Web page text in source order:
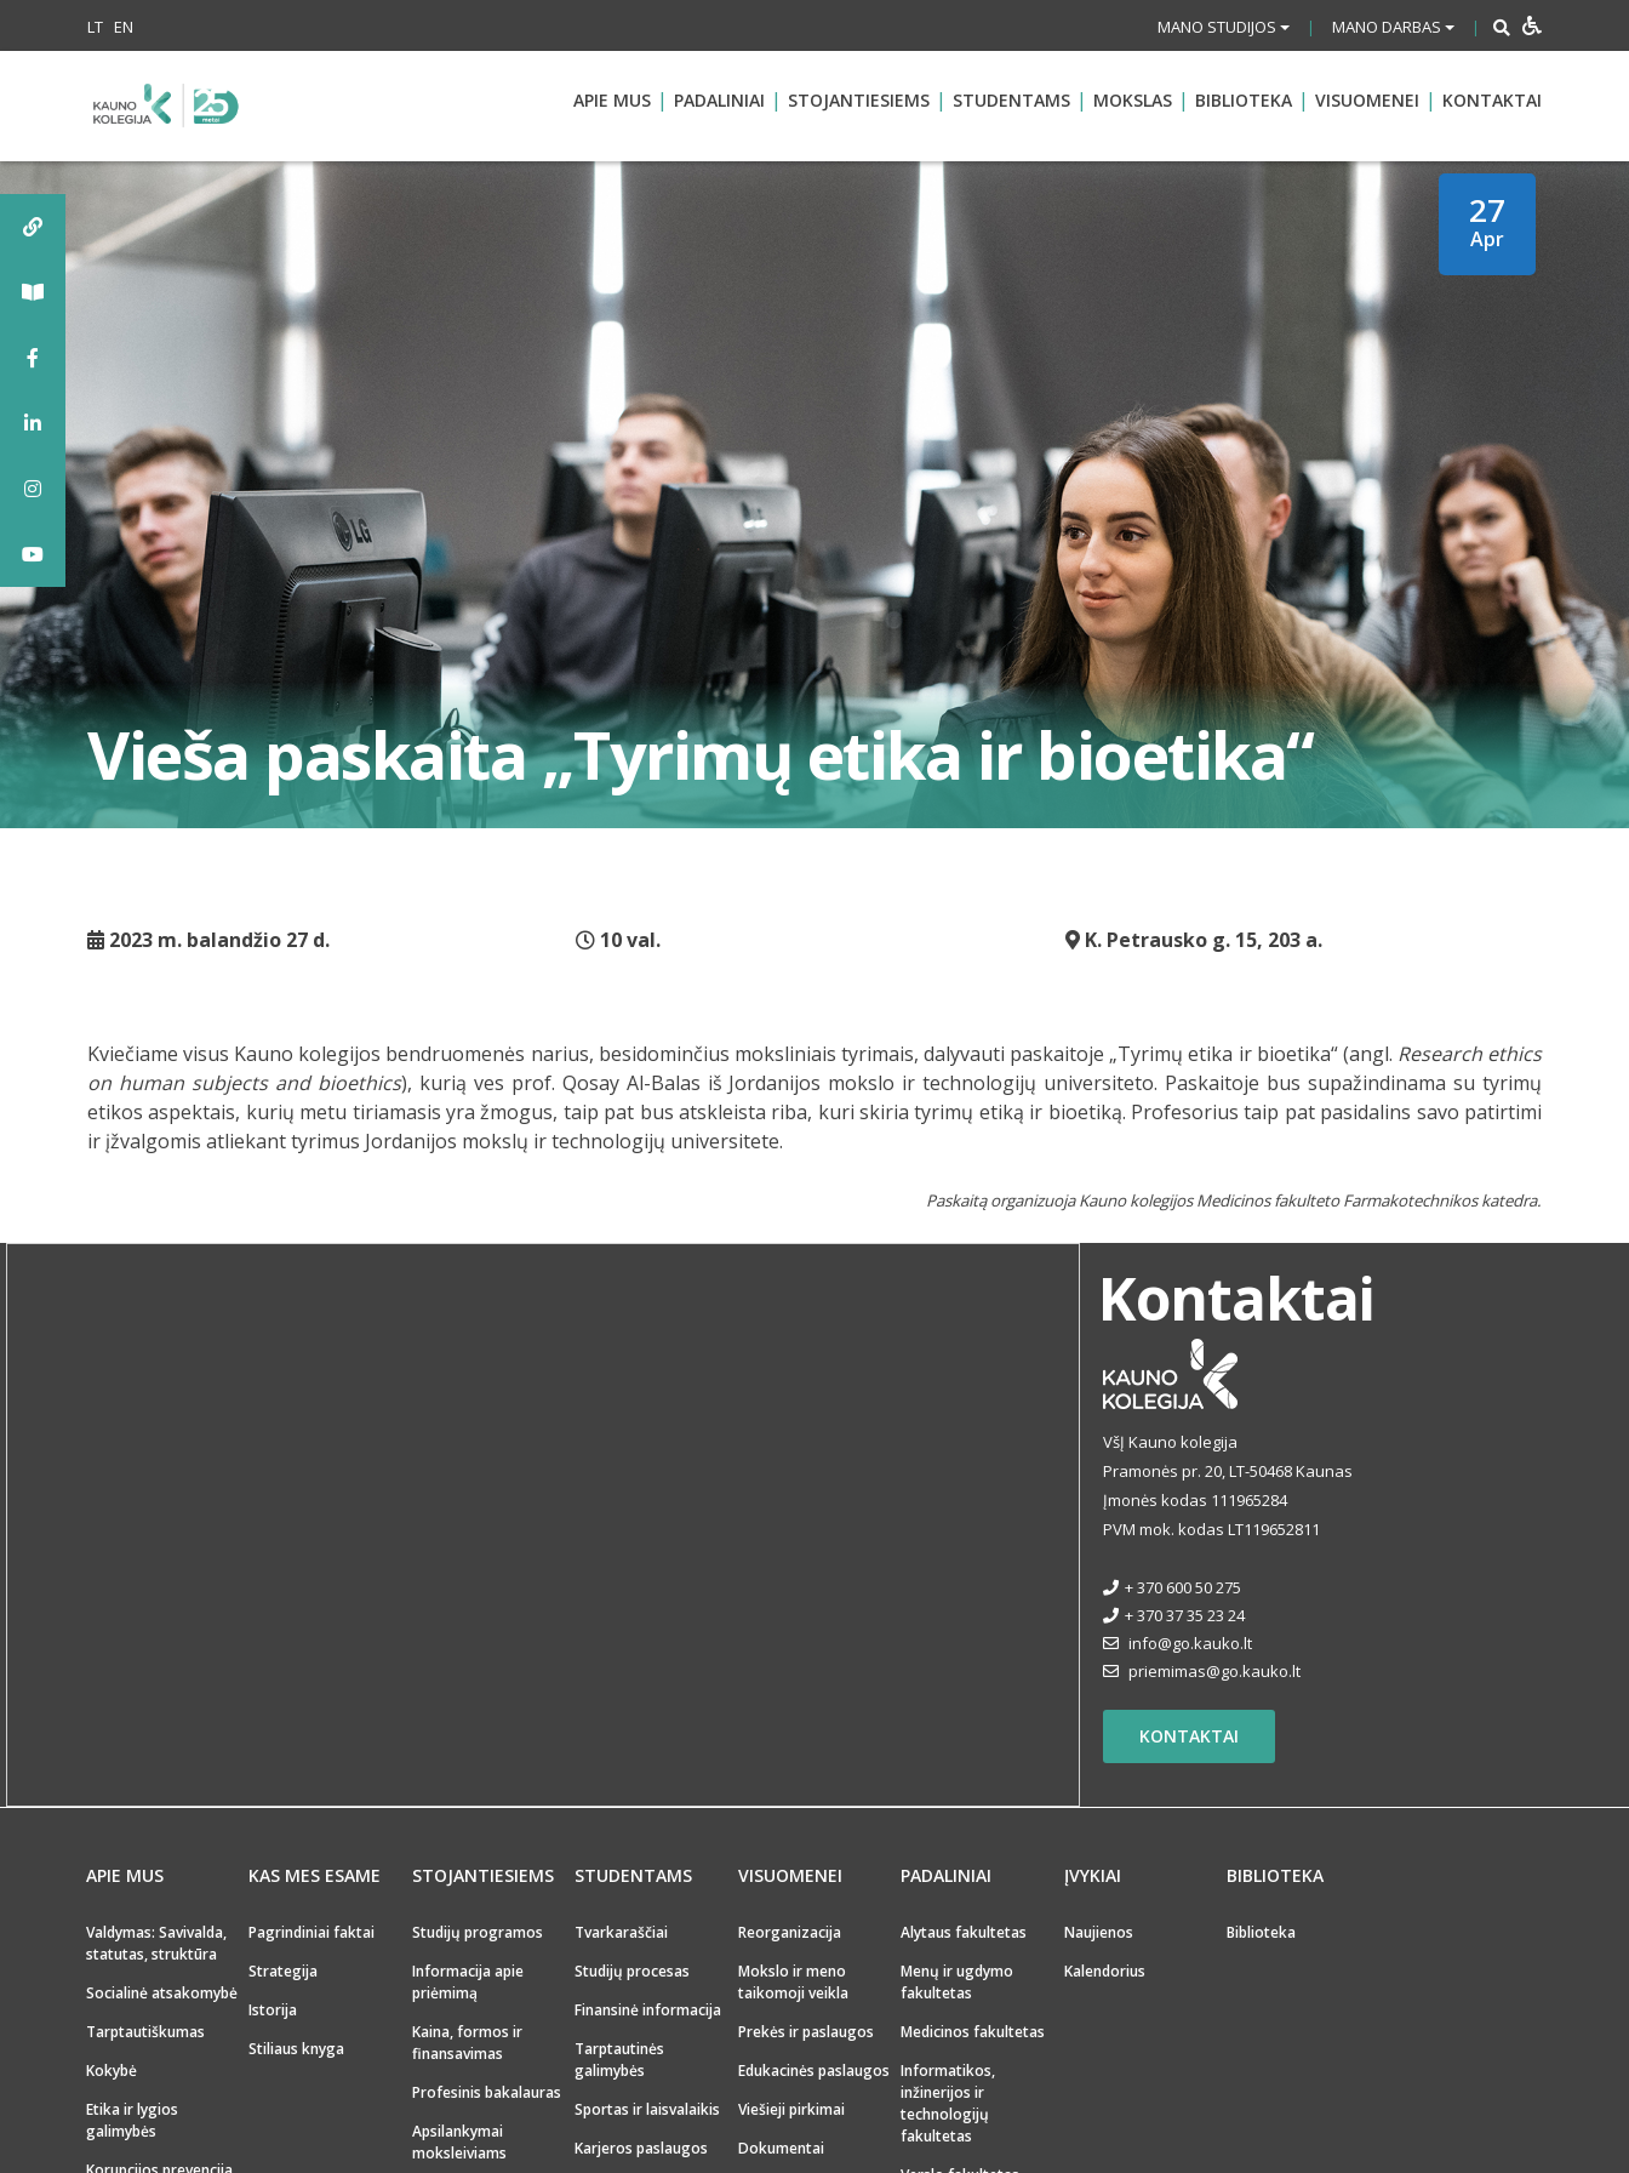
LT EN MANO STUDIJOS | MANO DARBAS |
APIE MUS PADALINIAI STOJANTIESIEMS STUDENTAMS MOKSLAS BIBLIOTEKA VISUOMENEI KONTAKTAI
27
Apr
Vieša paskaita „Tyrimų etika ir bioetika“
2023 m. balandžio 27 d. 10 val. K. Petrausko g. 15, 203 a.
Kviečiame visus Kauno kolegijos bendruomenės narius, besidominčius moksliniais tyrimais, dalyvauti paskaitoje „Tyrimų etika ir bioetika“ (angl. Research ethics
on human subjects and bioethics), kurią ves prof. Qosay Al-Balas iš Jordanijos mokslo ir technologijų universiteto. Paskaitoje bus supažindinama su tyrimų
etikos aspektais, kurių metu tiriamasis yra žmogus, taip pat bus atskleista riba, kuri skiria tyrimų etiką ir bioetiką. Profesorius taip pat pasidalins savo patirtimi
ir įžvalgomis atliekant tyrimus Jordanijos mokslų ir technologijų universitete.
Paskaitą organizuoja Kauno kolegijos Medicinos fakulteto Farmakotechnikos katedra.
Kontaktai
VšĮ Kauno kolegija
Pramonės pr. 20, LT-50468 Kaunas
Įmonės kodas 111965284
PVM mok. kodas LT119652811
+ 370 600 50 275
+ 370 37 35 23 24
info@go.kauko.lt
priemimas@go.kauko.lt
KONTAKTAI
APIE MUS
Valdymas: Savivalda,
statutas, struktūra
Socialinė atsakomybė
Tarptautiškumas
Kokybė
Etika ir lygios
galimybės
KAS MES ESAME
Pagrindiniai faktai
Strategija
Istorija
Stiliaus knyga
STOJANTIESIEMS
Studijų programos
Informacija apie
priėmimą
Kaina, formos ir
finansavimas
Profesinis bakalauras
Apsilankymai
moksleiviams
STUDENTAMS
Tvarkaraščiai
Studijų procesas
Finansinė informacija
Tarptautinės
galimybės
Sportas ir laisvalaikis
Karjeros paslaugos
VISUOMENEI
Reorganizacija
Mokslo ir meno
taikomoji veikla
Prekės ir paslaugos
Edukacinės paslaugos
Viešieji pirkimai
Dokumentai
PADALINIAI
Alytaus fakultetas
Menų ir ugdymo
fakultetas
Medicinos fakultetas
Informatikos,
inžinerijos ir
technologijų
fakultetas
ĮVYKIAI
Naujienos
Kalendorius
BIBLIOTEKA
Biblioteka